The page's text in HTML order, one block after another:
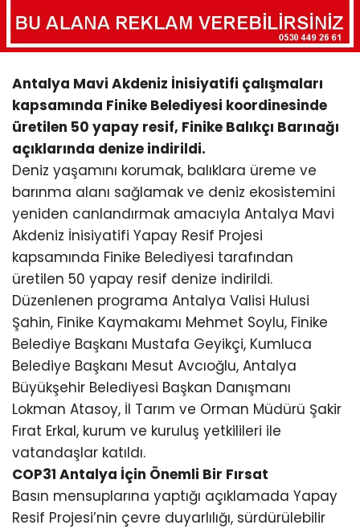
Antalya Mavi Akdeniz İnisiyatifi çalışmaları
kapsamında Finike Belediyesi koordinesinde
üretilen 50 yapay resif, Finike Balıkçı Barınağı
açıklarında denize indirildi.
Deniz yaşamını korumak, balıklara üreme ve
barınma alanı sağlamak ve deniz ekosistemini
yeniden canlandırmak amacıyla Antalya Mavi
Akdeniz İnisiyatifi Yapay Resif Projesi
kapsamında Finike Belediyesi tarafından
üretilen 50 yapay resif denize indirildi.
Düzenlenen programa Antalya Valisi Hulusi
Şahin, Finike Kaymakamı Mehmet Soylu, Finike
Belediye Başkanı Mustafa Geyikçi, Kumluca
Belediye Başkanı Mesut Avcıoğlu, Antalya
Büyükşehir Belediyesi Başkan Danışmanı
Lokman Atasoy, İl Tarım ve Orman Müdürü Şakir
Fırat Erkal, kurum ve kuruluş yetkilileri ile
vatandaşlar katıldı.
COP31 Antalya İçin Önemli Bir Fırsat
Basın mensuplarına yaptığı açıklamada Yapay
Resif Projesi’nin çevre duyarlılığı, sürdürülebilir